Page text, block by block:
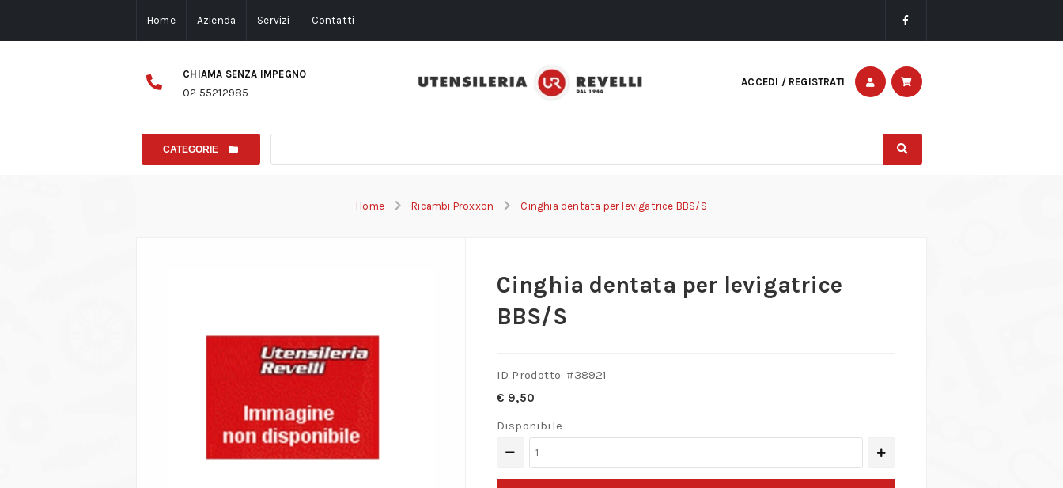
Home Azienda Servizi Contatti
CHIAMA SENZA IMPEGNO
02 55212985
ACCEDI / REGISTRATI
CATEGORIE
Home Ricambi Proxxon Cinghia dentata per levigatrice BBS/S
Cinghia dentata per levigatrice
BBS/S
ID Prodotto: #38921
€ 9,50
Disponibile
Cinghia
dentata